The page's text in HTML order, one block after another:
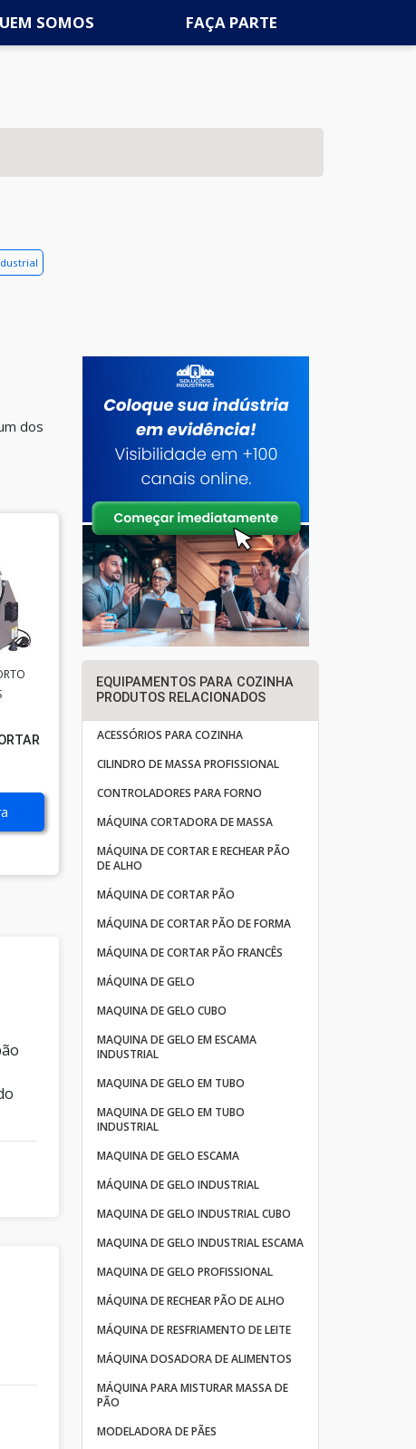
SOMOS FAÇA PARTE
dos
EQUIPAMENTOS PARA COZINHA
PRODUTOS RELACIONADOS
ACESSÓRIOS PARA COZINHA
CILINDRO DE MASSA PROFISSIONAL
CONTROLADORES PARA FORNO
MÁQUINA CORTADORA DE MASSA
MÁQUINA DE CORTAR E RECHEAR PÃO
DE ALHO
MÁQUINA DE CORTAR PÃO
MÁQUINA DE CORTAR PÃO DE FORMA
MÁQUINA DE CORTAR PÃO FRANCÊS
MÁQUINA DE GELO
MAQUINA DE GELO CUBO
MAQUINA DE GELO EM ESCAMA
INDUSTRIAL
MAQUINA DE GELO EM TUBO
MAQUINA DE GELO EM TUBO
INDUSTRIAL
MAQUINA DE GELO ESCAMA
MÁQUINA DE GELO INDUSTRIAL
MAQUINA DE GELO INDUSTRIAL CUBO
MAQUINA DE GELO INDUSTRIAL ESCAMA
MAQUINA DE GELO PROFISSIONAL
MÁQUINA DE RECHEAR PÃO DE ALHO
MÁQUINA DE RESFRIAMENTO DE LEITE
MÁQUINA DOSADORA DE ALIMENTOS
MÁQUINA PARA MISTURAR MASSA DE
PÃO
MODELADORA DE PÃES